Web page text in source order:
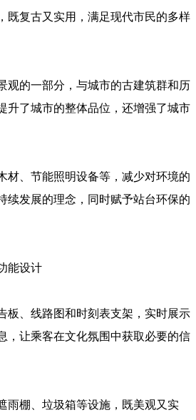
既复古又实用，满足现代市民的多样
观的一部分，与城市的古建筑群和历
升了城市的整体品位，还增强了城市
材、节能照明设备等，减少对环境的
续发展的理念，同时赋予站台环保的
能设计
板、线路图和时刻表支架，实时展示
，让乘客在文化氛围中获取必要的信
雨棚、垃圾箱等设施，既美观又实